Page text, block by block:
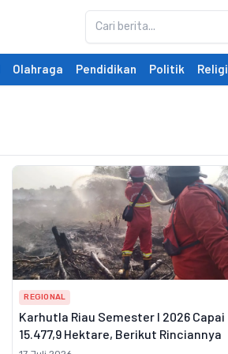
Olahraga Pendidikan Politik Religi
REGIONAL
Karhutla Riau Semester I 2026 Capai
15.477,9 Hektare, Berikut Rinciannya